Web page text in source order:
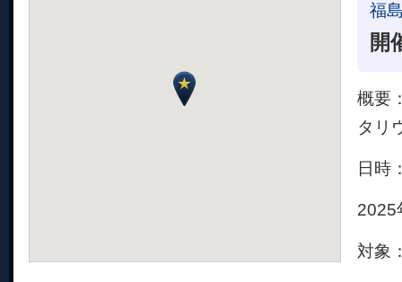
福
開
概要
タリ
日時
2025
対象